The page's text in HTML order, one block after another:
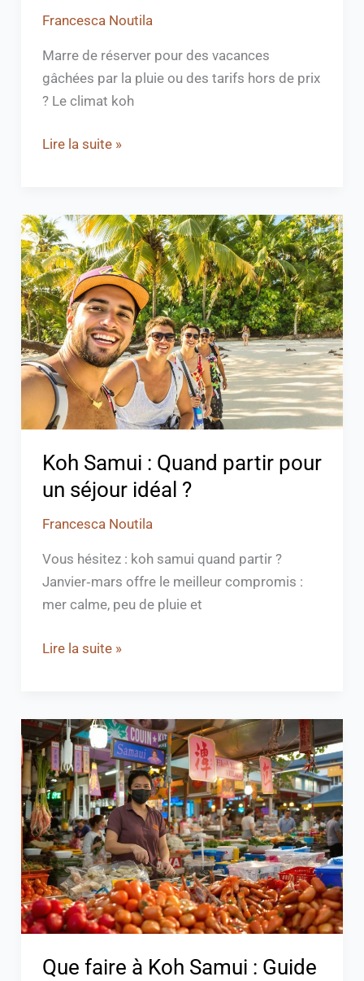
Francesca Noutila
Marre de réserver pour des vacances
gâchées par la pluie ou des tarifs hors de prix
? Le climat koh
Lire la suite »
Koh Samui : Quand partir pour
un séjour idéal ?
Francesca Noutila
Vous hésitez : koh samui quand partir ?
Janvier‑mars offre le meilleur compromis :
mer calme, peu de pluie et
Koh
Samui
:
Quand
partir
pour
un
séjour
idéal
?
Lire la suite »
Que faire à Koh Samui : Guide
Que
faire
à
Koh
Samui
:
Guide
des
incontournables
à
découvrir